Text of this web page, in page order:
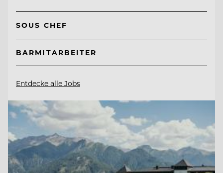
SOUS CHEF
BARMITARBEITER
Entdecke alle Jobs